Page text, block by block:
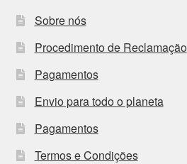
Sobre nós
Procedimento de Reclamação
Pagamentos
Envio para todo o planeta
Pagamentos
Termos e Condições